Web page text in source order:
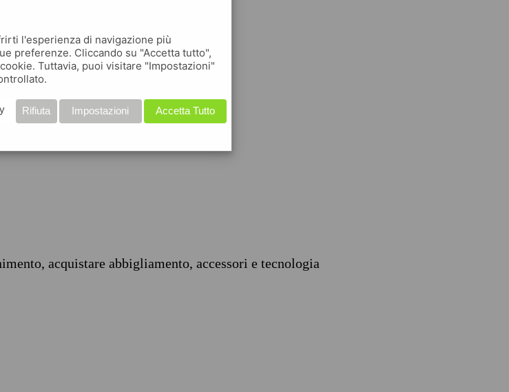
acquistare abbigliamento, accessori e tecnologia
l'esperienza di navigazione più
preferenze. Cliccando su "Accetta tutto",
Tuttavia, puoi visitare "Impostazioni"
Accetta Tutto
Impostazioni
Rifiuta